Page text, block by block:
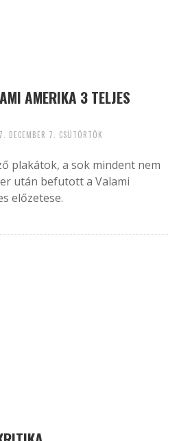
AMERIKA 3 TELJES
DECEMBER 7. CSÜTÖRTÖK
plakátok, a sok mindent nem
után befutott a Valami
előzetese.